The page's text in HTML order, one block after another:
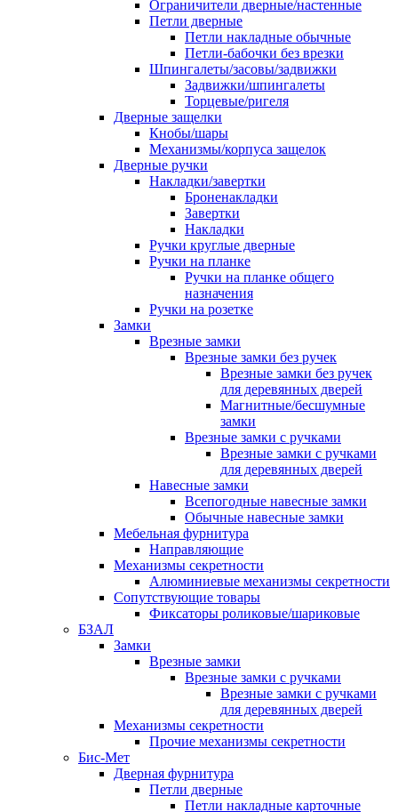
Ограничители дверные/настенные
Петли дверные
Петли накладные обычные
Петли-бабочки без врезки
Шпингалеты/засовы/задвижки
Задвижки/шпингалеты
Торцевые/ригеля
Дверные защелки
Кнобы/шары
Механизмы/корпуса защелок
Дверные ручки
Накладки/завертки
Броненакладки
Завертки
Накладки
Ручки круглые дверные
Ручки на планке
Ручки на планке общего
назначения
Ручки на розетке
Замки
Врезные замки
Врезные замки без ручек
Врезные замки без ручек
для деревянных дверей
Магнитные/бесшумные
замки
Врезные замки с ручками
Врезные замки с ручками
для деревянных дверей
Навесные замки
Всепогодные навесные замки
Обычные навесные замки
Мебельная фурнитура
Направляющие
Механизмы секретности
Алюминиевые механизмы секретности
Сопутствующие товары
Фиксаторы роликовые/шариковые
БЗАЛ
Замки
Врезные замки
Врезные замки с ручками
Врезные замки с ручками
для деревянных дверей
Механизмы секретности
Прочие механизмы секретности
Бис-Мет
Дверная фурнитура
Петли дверные
Петли накладные карточные